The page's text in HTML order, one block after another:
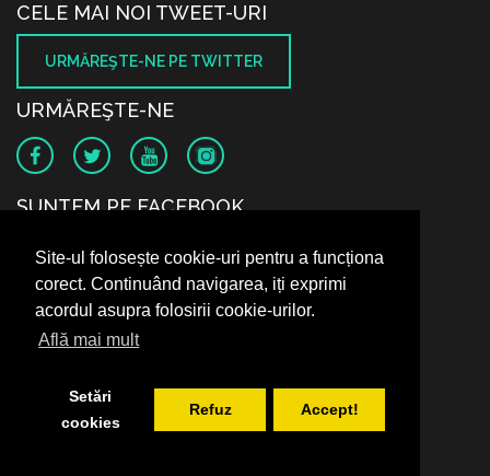
Site-ul folosește cookie-uri pentru a funcționa
corect. Continuând navigarea, iți exprimi
acordul asupra folosirii cookie-urilor.
Află mai mult
Setări
cookies
Refuz Accept!
CELE MAI NOI TWEET-URI
URMĂREŞTE-NE PE TWITTER
URMĂREŞTE-NE
SUNTEM PE FACEBOOK